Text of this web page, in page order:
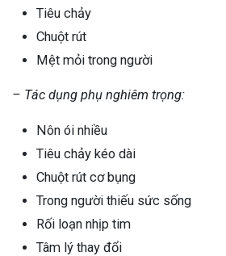
Tiêu chảy
Chuột rút
Mệt mỏi trong người
– Tác dụng phụ nghiêm trọng:
Nôn ói nhiều
Tiêu chảy kéo dài
Chuột rút cơ bụng
Trong người thiếu sức sống
Rối loạn nhịp tim
Tâm lý thay đổi